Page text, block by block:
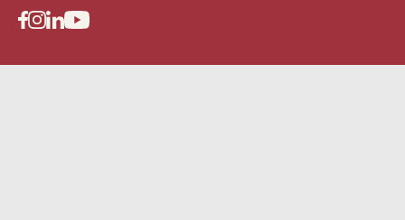
Facebook
Instagram
LinkedInYouTube